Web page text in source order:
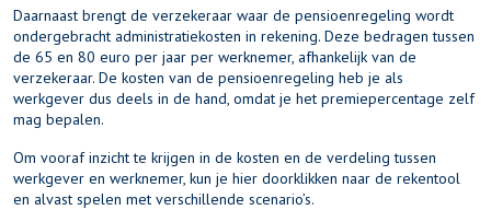
Daarnaast brengt de verzekeraar waar de pensioenregeling wordt
ondergebracht administratiekosten in rekening. Deze bedragen tussen
de 65 en 80 euro per jaar per werknemer, afhankelijk van de
verzekeraar. De kosten van de pensioenregeling heb je als
werkgever dus deels in de hand, omdat je het premiepercentage zelf
mag bepalen.
Om vooraf inzicht te krijgen in de kosten en de verdeling tussen
werkgever en werknemer, kun je hier doorklikken naar de rekentool
en alvast spelen met verschillende scenario’s.